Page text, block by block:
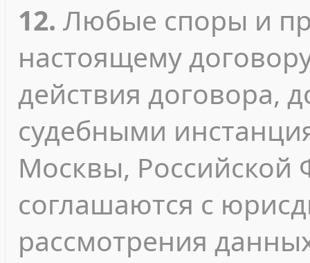
12. Любые споры и
настоящему
действия договора,
судебными
Москвы, Российской
соглашаются с
рассмотрения